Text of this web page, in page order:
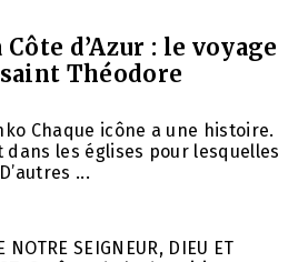
d’Azur : le voyage
Théodore
Chaque icône a une histoire.
les églises pour lesquelles
...
NOTRE SEIGNEUR, DIEU ET